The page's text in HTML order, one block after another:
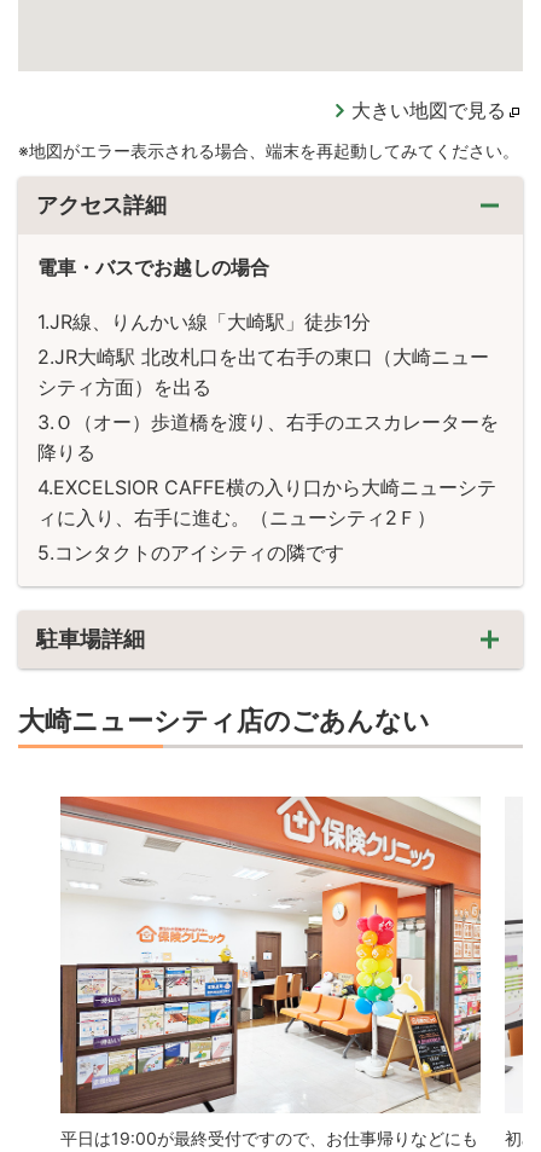
大きい地図で見る
※地図がエラー表示される場合、端末を再起動してみてください。
アクセス詳細
電車・バスでお越しの場合
JR線、りんかい線「大崎駅」徒歩1分
JR大崎駅 北改札口を出て右手の東口（大崎ニュー
シティ方面）を出る
Ｏ（オー）歩道橋を渡り、右手のエスカレーターを
降りる
EXCELSIOR CAFFE横の入り口から大崎ニューシテ
ィに入り、右手に進む。（ニューシティ2Ｆ）
コンタクトのアイシティの隣です
駐車場詳細
大崎ニューシティ店のごあんない
平日は19:00が最終受付ですので、お仕事帰りなどにも
初